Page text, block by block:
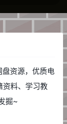
资源，优质电
资料、学习教
掘~